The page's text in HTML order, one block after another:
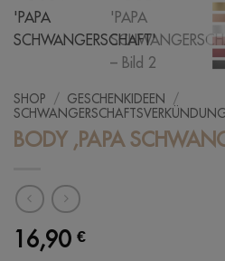
SHOP / GESCHENKIDEEN /
BODY ‚PAPA
16,90 €